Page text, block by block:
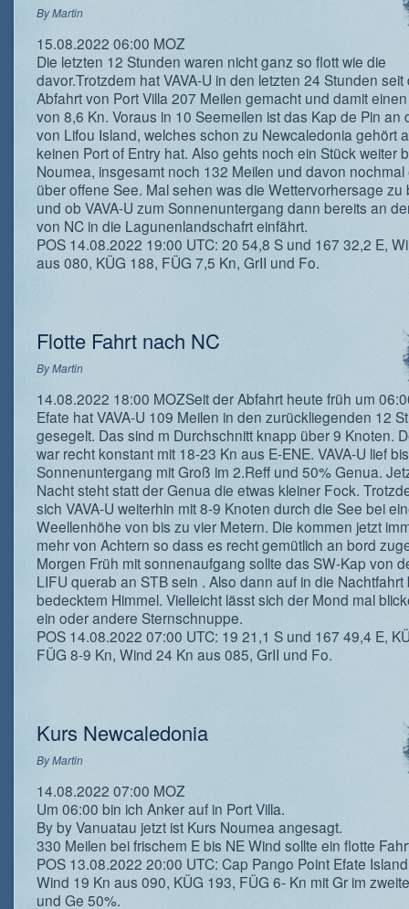
ByMartin
15.08.2022 06:00 MOZ
Die letzten 12 Stunden waren nicht ganz so flott wie die
davor.Trotzdem hat VAVA-U in den letzten 24 Stunden seit
Abfahrt von Port Villa 207 Meilen gemacht und damit
von 8,6 Kn. Voraus in 10 Seemeilen ist das Kap de Pin an
von Lifou Island, welches schon zu Newcaledonia gehört
keinen Port of Entry hat. Also gehts noch ein Stück weiter
Noumea, insgesamt noch 132 Meilen und davon nochmal
über offene See. Mal sehen was die Wettervorhersage zu
und ob VAVA-U zum Sonnenuntergang dann bereits an
von NC in die Lagunenlandschafrt einfährt.
POS 14.08.2022 19:00 UTC: 20 54,8 S und 167 32,2 E,
aus 080, KÜG 188, FÜG 7,5 Kn, GrII und Fo.
Flotte Fahrt nach NC
ByMartin
14.08.2022 18:00 MOZSeit der Abfahrt heute früh um
Efate hat VAVA-U 109 Meilen in den zurückliegenden 12
gesegelt. Das sind m Durchschnitt knapp über 9 Knoten.
war recht konstant mit 18-23 Kn aus E-ENE. VAVA-U lief bis
Sonnenuntergang mit Groß im 2.Reff und 50% Genua.
Nacht steht statt der Genua die etwas kleiner Fock.
sich VAVA-U weiterhin mit 8-9 Knoten durch die See bei
Weellenhöhe von bis zu vier Metern. Die kommen jetzt
mehr von Achtern so dass es recht gemütlich an bord
Morgen Früh mit sonnenaufgang sollte das SW-Kap von
LIFU querab an STB sein . Also dann auf in die Nachtfahrt
bedecktem Himmel. Vielleicht lässt sich der Mond mal
ein oder andere Sternschnuppe.
POS 14.08.2022 07:00 UTC: 19 21,1 S und 167 49,4 E,
FÜG 8-9 Kn, Wind 24 Kn aus 085, GrII und Fo.
Kurs Newcaledonia
ByMartin
14.08.2022 07:00 MOZ
Um 06:00 bin ich Anker auf in Port Villa.
By by Vanuatau jetzt ist Kurs Noumea angesagt.
330 Meilen bei frischem E bis NE Wind sollte ein flotte
POS 13.08.2022 20:00 UTC: Cap Pango Point Efate
Wind 19 Kn aus 090, KÜG 193, FÜG 6- Kn mit Gr im
und Ge 50%.